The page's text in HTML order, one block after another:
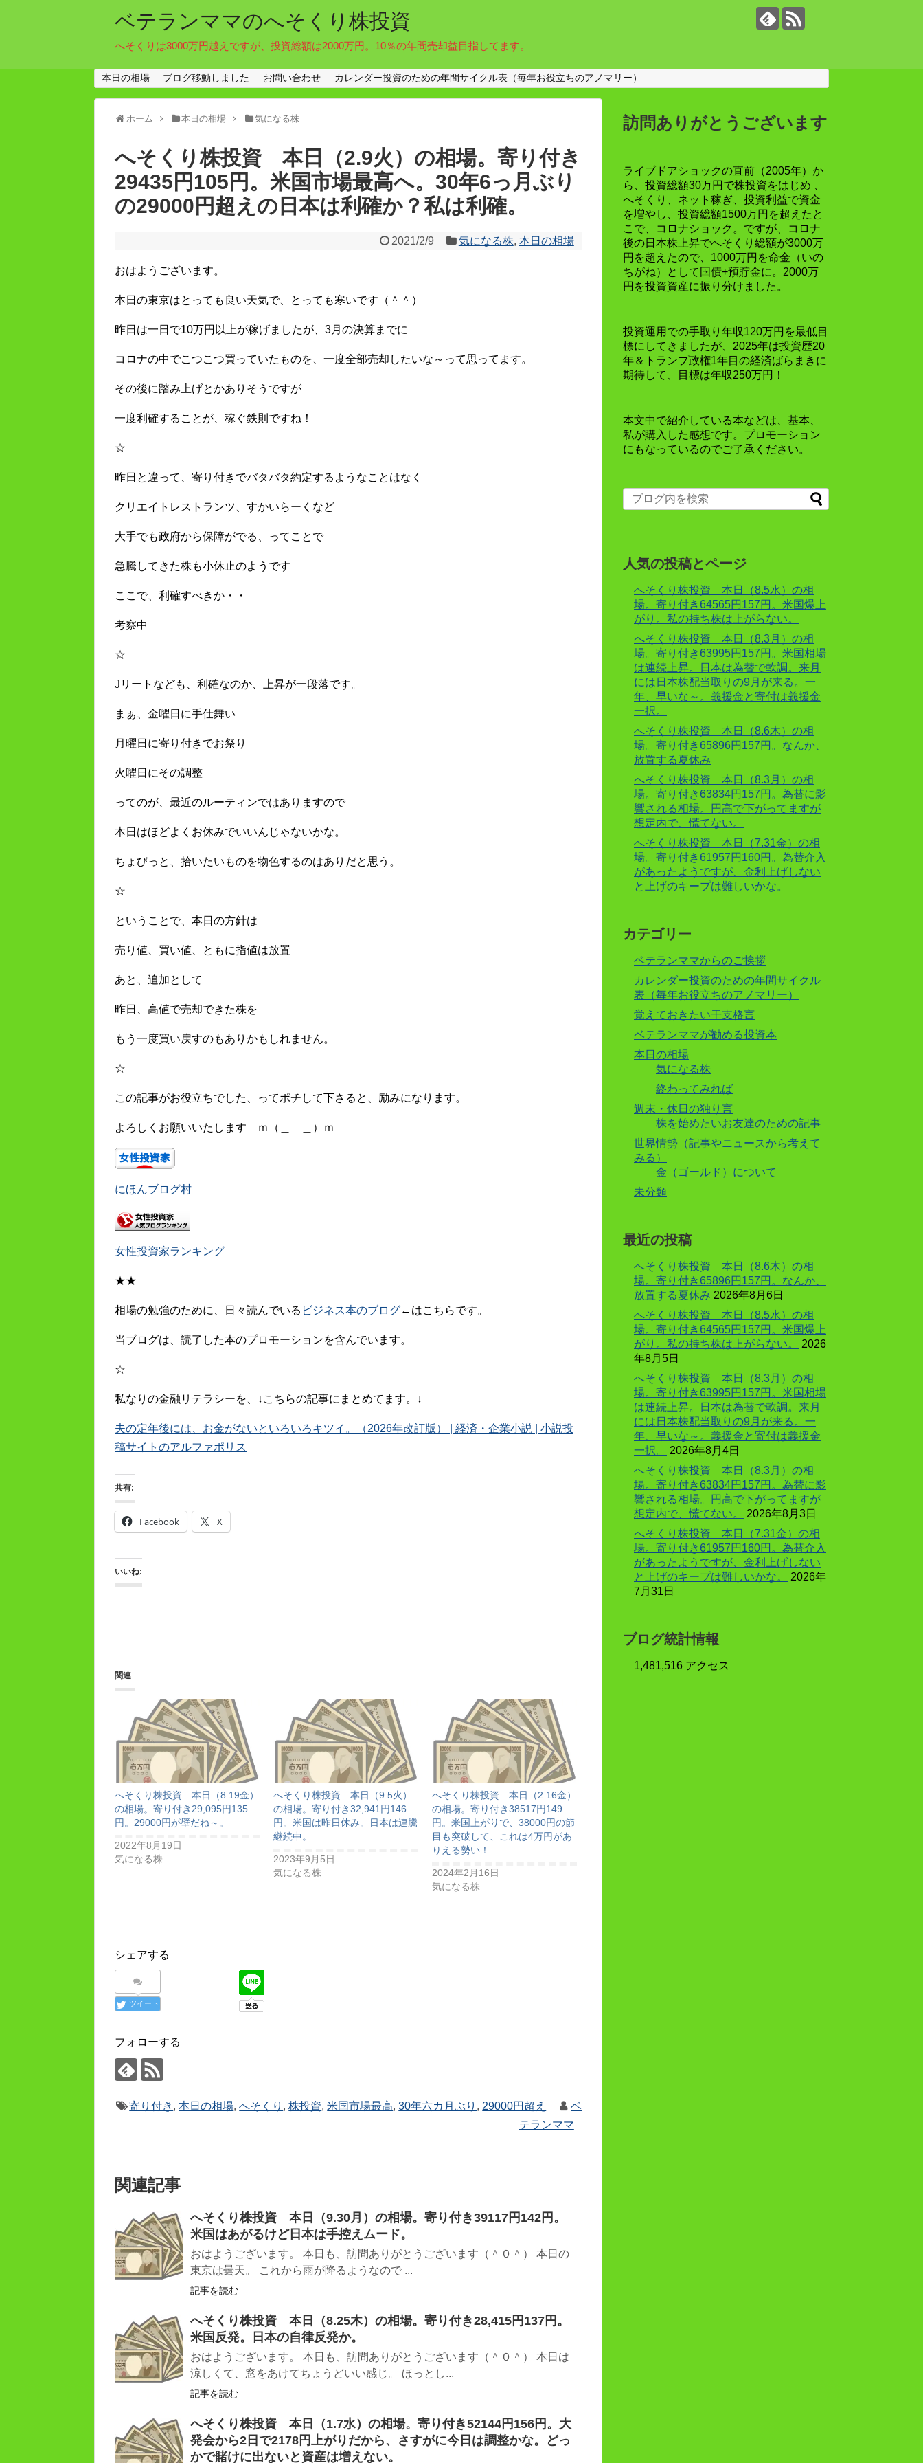
ベテランママのへそくり株投資
へそくりは3000万円越えですが、投資総額は2000万円。10％の年間売却益目指してます。
本日の相場 ブログ移動しました お問い合わせ カレンダー投資のための年間サイクル表（毎年お役立ちのアノマリー）
ホーム 本日の相場 気になる株
へそくり株投資 本日（2.9火）の相場。寄り付き
29435円105円。米国市場最高へ。30年6っ月ぶり
の29000円超えの日本は利確か？私は利確。
2021/2/9 気になる株, 本日の相場
おはようございます。
本日の東京はとっても良い天気で、とっても寒いです（＾＾）
昨日は一日で10万円以上が稼げましたが、3月の決算までに
コロナの中でこつこつ買っていたものを、一度全部売却したいな～って思ってます。
その後に踏み上げとかありそうですが
一度利確することが、稼ぐ鉄則ですね！
☆
昨日と違って、寄り付きでバタバタ約定するようなことはなく
クリエイトレストランツ、すかいらーくなど
大手でも政府から保障がでる、ってことで
急騰してきた株も小休止のようです
ここで、利確すべきか・・
考察中
☆
Jリートなども、利確なのか、上昇が一段落です。
まぁ、金曜日に手仕舞い
月曜日に寄り付きでお祭り
火曜日にその調整
ってのが、最近のルーティンではありますので
本日はほどよくお休みでいいんじゃないかな。
ちょびっと、拾いたいものを物色するのはありだと思う。
☆
ということで、本日の方針は
売り値、買い値、ともに指値は放置
あと、追加として
昨日、高値で売却できた株を
もう一度買い戻すのもありかもしれません。
☆
この記事がお役立ちでした、ってポチして下さると、励みになります。
よろしくお願いいたします ｍ（＿ ＿）ｍ
にほんブログ村
女性投資家ランキング
★★
相場の勉強のために、日々読んでいる ビジネス本のブログ←はこちらです。
当ブログは、読了した本のプロモーションを含んでいます。
☆
私なりの金融リテラシーを、↓こちらの記事にまとめてます。↓
夫の定年後には、お金がないといろいろキツイ。（2026年改訂版） | 経済・企業小説 | 小説投
稿サイトのアルファポリス
共有:
Facebook X
いいね:
関連
へそくり株投資 本日（8.19金）
の相場。寄り付き29,095円135
円。29000円が壁だね～。
2022年8月19日
気になる株
へそくり株投資 本日（9.5火）
の相場。寄り付き32,941円146
円。米国は昨日休み。日本は連騰
継続中。
2023年9月5日
気になる株
へそくり株投資 本日（2.16金）
の相場。寄り付き38517円149
円。米国上がりで、38000円の節
目も突破して、これは4万円があ
りえる勢い！
2024年2月16日
気になる株
シェアする
ツイート
フォローする
寄り付き ,本日の相場,へそくり ,株投資,米国市場最高,30年六カ月ぶり , 29000円超え
ベ
テランママ
関連記事
へそくり株投資 本日（9.30月）の相場。寄り付き39117円142円。
米国はあがるけど日本は手控えムード。
おはようございます。 本日も、訪問ありがとうございます（＾０＾） 本日の
東京は曇天。 これから雨が降るようなので ...
記事を読む
へそくり株投資 本日（8.25木）の相場。寄り付き28,415円137円。
米国反発。日本の自律反発か。
おはようございます。 本日も、訪問ありがとうございます（＾０＾） 本日は
涼しくて、窓をあけてちょうどいい感じ。 ほっとし...
記事を読む
へそくり株投資 本日（1.7水）の相場。寄り付き52144円156円。大
発会から2日で2178円上がりだから、さすがに今日は調整かな。どっ
かで賭けに出ないと資産は増えない。
訪問ありがとうございます
ライブドアショックの直前（2005年）か
ら、投資総額30万円で株投資をはじめ 、
へそくり、ネット稼ぎ、投資利益で資金
を増やし、投資総額1500万円を超えたと
こで、コロナショック。ですが、コロナ
後の日本株上昇でへそくり総額が3000万
円を超えたので、1000万円を命金（いの
ちがね）として国債+預貯金に。2000万
円を投資資産に振り分けました。
投資運用での手取り年収120万円を最低目
標にしてきましたが、2025年は投資歴20
年＆トランプ政権1年目の経済ばらまきに
期待して、目標は年収250万円！
本文中で紹介している本などは、基本、
私が購入した感想です。プロモーション
にもなっているのでご了承ください。
人気の投稿とページ
へそくり株投資 本日（8.5水）の相
場。寄り付き64565円157円。米国爆上
がり。私の持ち株は上がらない。
へそくり株投資 本日（8.3月）の相
場。寄り付き63995円157円。米国相場
は連続上昇。日本は為替で軟調。来月
には日本株配当取りの9月が来る。一
年、早いな～。義援金と寄付は義援金
一択。
へそくり株投資 本日（8.6木）の相
場。寄り付き65896円157円。なんか、
放置する夏休み
へそくり株投資 本日（8.3月）の相
場。寄り付き63834円157円。為替に影
響される相場。円高で下がってますが
想定内で、慌てない。
へそくり株投資 本日（7.31金）の相
場。寄り付き61957円160円。為替介入
があったようですが、金利上げしない
と上げのキープは難しいかな。
カテゴリー
ベテランママからのご挨拶
カレンダー投資のための年間サイクル
表（毎年お役立ちのアノマリー）
覚えておきたい干支格言
ベテランママが勧める投資本
本日の相場
気になる株
終わってみれば
週末・休日の独り言
株を始めたいお友達のための記事
世界情勢（記事やニュースから考えて
みる）
金（ゴールド）について
未分類
最近の投稿
へそくり株投資 本日（8.6木）の相
場。寄り付き65896円157円。なんか、
放置する夏休み 2026年8月6日
へそくり株投資 本日（8.5水）の相
場。寄り付き64565円157円。米国爆上
がり。私の持ち株は上がらない。
2026
年8月5日
へそくり株投資 本日（8.3月）の相
場。寄り付き63995円157円。米国相場
は連続上昇。日本は為替で軟調。来月
には日本株配当取りの9月が来る。一
年、早いな～。義援金と寄付は義援金
一択。
2026年8月4日
へそくり株投資 本日（8.3月）の相
場。寄り付き63834円157円。為替に影
響される相場。円高で下がってますが
想定内で、慌てない。
2026年8月3日
へそくり株投資 本日（7.31金）の相
場。寄り付き61957円160円。為替介入
があったようですが、金利上げしない
と上げのキープは難しいかな。
2026年
7月31日
ブログ統計情報
1,481,516 アクセス